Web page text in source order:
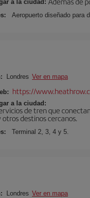
a la ciudad:
Aeropuerto diseñado para
Londres Ver en mapa
https://
a la ciudad:
de tren que
otros destinos cercanos.
Terminal 2, 3, 4 y 5.
Londres Ver en mapa